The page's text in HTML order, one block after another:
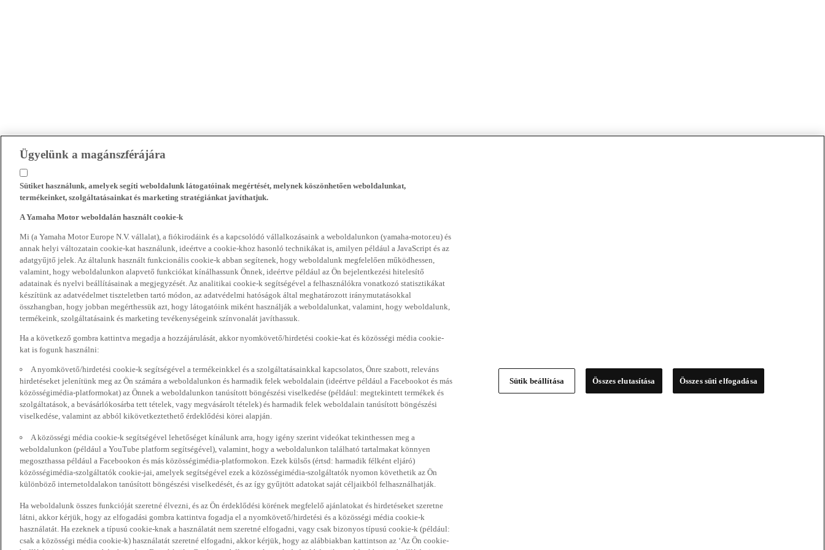
Ügyelünk a magánszférájára
Sütiket használunk, amelyek segíti weboldalunk látogatóinak megértését, melynek köszönhetően weboldalunkat,
termékeinket, szolgáltatásainkat és marketing stratégiánkat javíthatjuk.
A Yamaha Motor weboldalán használt cookie-k
Mi (a Yamaha Motor Europe N.V. vállalat), a fiókirodáink és a kapcsolódó vállalkozásaink a weboldalunkon (yamaha-motor.eu) és
annak helyi változatain cookie-kat használunk, ideértve a cookie-khoz hasonló technikákat is, amilyen például a JavaScript és az
adatgyűjtő jelek. Az általunk használt funkcionális cookie-k abban segítenek, hogy weboldalunk megfelelően működhessen,
valamint, hogy weboldalunkon alapvető funkciókat kínálhassunk Önnek, ideértve például az Ön bejelentkezési hitelesítő
adatainak és nyelvi beállításainak a megjegyzését. Az analitikai cookie-k segítségével a felhasználókra vonatkozó statisztikákat
készítünk az adatvédelmet tiszteletben tartó módon, az adatvédelmi hatóságok által meghatározott iránymutatásokkal
összhangban, hogy jobban megérthessük azt, hogy látogatóink miként használják a weboldalunkat, valamint, hogy weboldalunk,
termékeink, szolgáltatásaink és marketing tevékenységeink színvonalát javíthassuk.
Ha a következő gombra kattintva megadja a hozzájárulását, akkor nyomkövető/hirdetési cookie-kat és közösségi média cookie-
kat is fogunk használni:
A nyomkövető/hirdetési cookie-k segítségével a termékeinkkel és a szolgáltatásainkkal kapcsolatos, Önre szabott, releváns
hirdetéseket jelenítünk meg az Ön számára a weboldalunkon és harmadik felek weboldalain (ideértve például a Facebookot és más
közösségimédia-platformokat) az Önnek a weboldalunkon tanúsított böngészési viselkedése (például: megtekintett termékek és
szolgáltatások, a bevásárlókosárba tett tételek, vagy megvásárolt tételek) és harmadik felek weboldalain tanúsított böngészési
viselkedése, valamint az abból kikövetkeztethető érdeklődési körei alapján.
A közösségi média cookie-k segítségével lehetőséget kínálunk arra, hogy igény szerint videókat tekinthessen meg a
weboldalunkon (például a YouTube platform segítségével), valamint, hogy a weboldalunkon található tartalmakat könnyen
megoszthassa például a Facebookon és más közösségimédia-platformokon. Ezek külsős (értsd: harmadik félként eljáró)
közösségimédia-szolgáltatók cookie-jai, amelyek segítségével ezek a közösségimédia-szolgáltatók nyomon követhetik az Ön
különböző internetoldalakon tanúsított böngészési viselkedését, és az így gyűjtött adatokat saját céljaikból felhasználhatják.
Ha weboldalunk összes funkcióját szeretné élvezni, és az Ön érdeklődési körének megfelelő ajánlatokat és hirdetéseket szeretne
látni, akkor kérjük, hogy az elfogadási gombra kattintva fogadja el a nyomkövető/hirdetési és a közösségi média cookie-k
használatát. Ha ezeknek a típusú cookie-knak a használatát nem szeretné elfogadni, vagy csak bizonyos típusú cookie-k (például:
csak a közösségi média cookie-k) használatát szeretné elfogadni, akkor kérjük, hogy az alábbiakban kattintson az ‘Az Ön cookie-
Sütik beállítása Összes elutasítása Összes süti elfogadása